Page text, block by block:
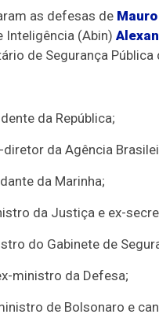
as defesas de Mauro
Inteligência (Abin)
de Segurança Pública
da República;
da Agência
da Marinha;
da Justiça e ex-
do Gabinete de
ministro da Defesa;
de Bolsonaro e